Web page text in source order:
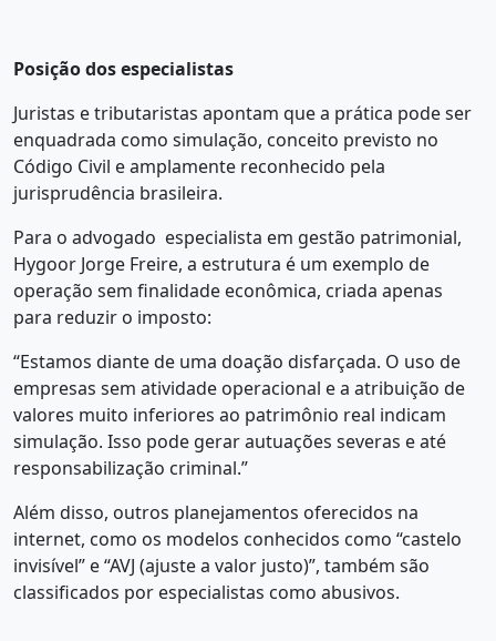
Posição dos especialistas
Juristas e tributaristas apontam que a prática pode ser
enquadrada como simulação, conceito previsto no
Código Civil e amplamente reconhecido pela
jurisprudência brasileira.
Para o advogado especialista em gestão patrimonial,
Hygoor Jorge Freire, a estrutura é um exemplo de
operação sem finalidade econômica, criada apenas
para reduzir o imposto:
“Estamos diante de uma doação disfarçada. O uso de
empresas sem atividade operacional e a atribuição de
valores muito inferiores ao patrimônio real indicam
simulação. Isso pode gerar autuações severas e até
responsabilização criminal.”
Além disso, outros planejamentos oferecidos na
internet, como os modelos conhecidos como “castelo
invisível” e “AVJ (ajuste a valor justo)”, também são
classificados por especialistas como abusivos.